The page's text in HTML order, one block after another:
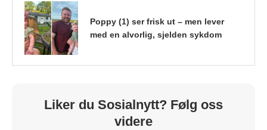
Poppy (1) ser frisk ut – men lever
med en alvorlig, sjelden sykdom
Liker du Sosialnytt? Følg oss
videre